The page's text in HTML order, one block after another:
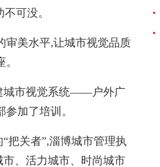
可没。
美水平,让城市视觉品质
城市视觉系统——户外广
加了培训。
关者”,淄博城市管理执
、活力城市、时尚城市